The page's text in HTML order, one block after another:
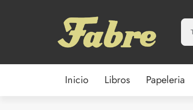
Inicio Libros Papeleria